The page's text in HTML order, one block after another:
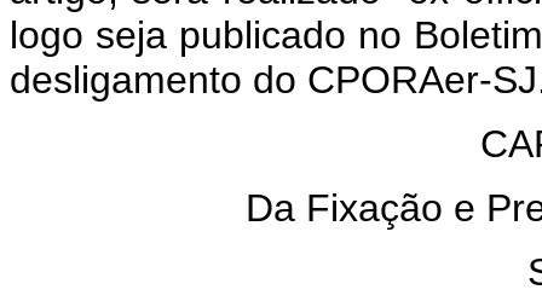
logo seja publicado no
desligamento do CPORAer-
Da Fixação e